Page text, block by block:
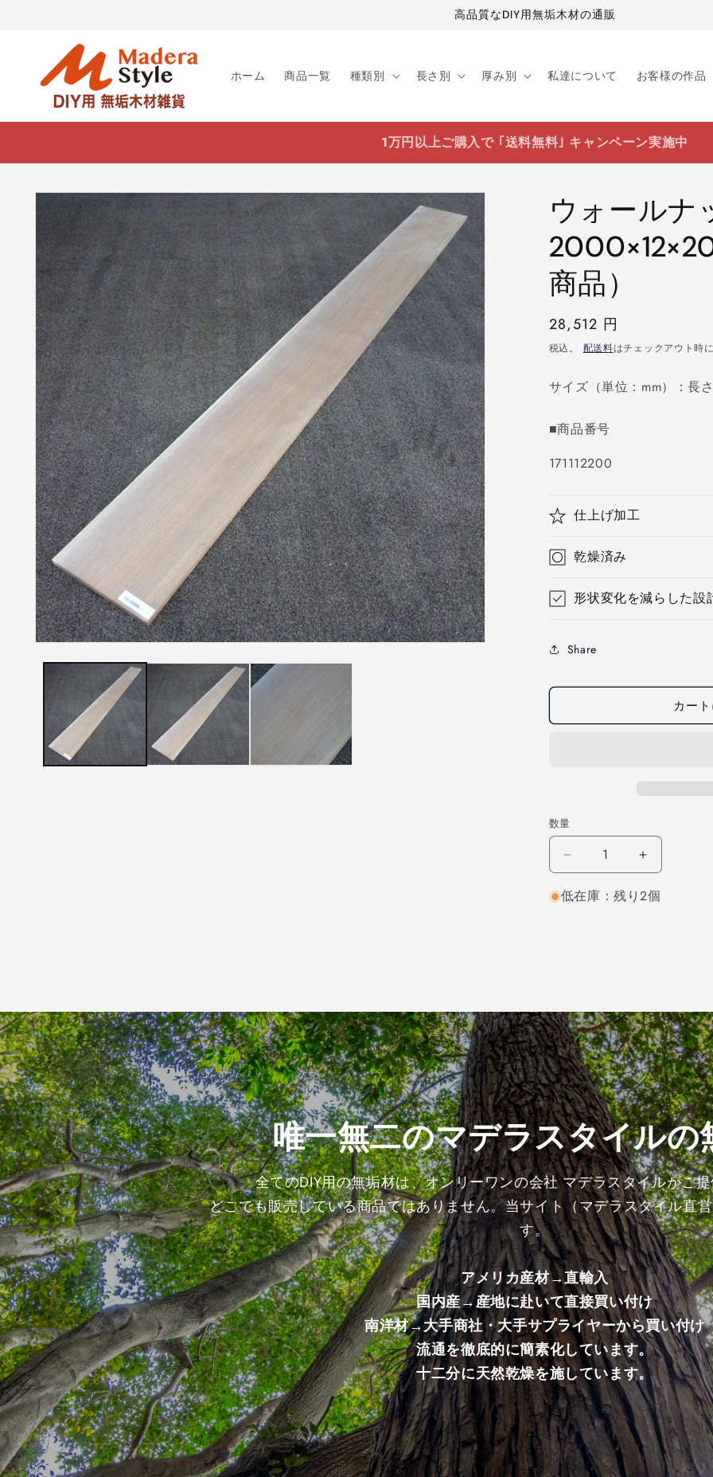
高品質なDIY用無垢木材の通販
ホーム 商品一覧 種類別 長さ別 厚み別 私達について お客様の作品
1万円以上ご購入で ｢送料無料｣ キャンペーン実施中
商品情
報にス
キップ
ー
ア
ウォール
商品）
通
常
格
28,512 円
税込。 配送料はチェックアウト時
サイズ（単位：mm）：長
■商品番号
SKU:
171112200
仕上げ加工
乾燥済み
形状変化を減らした設
Share
カー
数量
ー
目
2000×12×200
（仕
上
げ
加
工
済
み
商
品）
の
数
量
を
減
ら
す
ウ
ー
目
（仕
上
げ
加
工
済
み
商
品）
の
数
量
を
増
や
す
低在庫：残り2個
唯一無二のマデラスタイルの
全てのDIY用の無垢材は、オンリーワンの会社 マデラスタイルがご
どこでも販売している商品ではありません。当サイト（マデラスタイル直
す。
アメリカ産材→直輸入
国内産→産地に赴いて直接買い付け
南洋材→大手商社・大手サプライヤーから買い付け
流通を徹底的に簡素化しています。
十二分に天然乾燥を施しています。